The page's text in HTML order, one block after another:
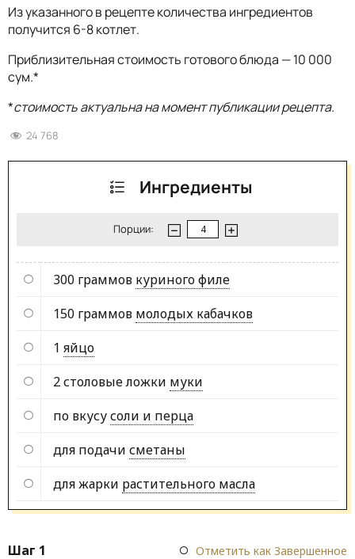
Из указанного в рецепте количества ингредиентов
получится 6-8 котлет.
Приблизительная стоимость готового блюда — 10 000
сум.*
*стоимость актуальна на момент публикации рецепта.
24 768
Ингредиенты
Порции:
300 граммов куриного филе
150 граммов молодых кабачков
1 яйцо
2 столовые ложки муки
по вкусусоли и перца
для подачи сметаны
для жарки растительного масла
Шаг 1 Отметить как Завершенное